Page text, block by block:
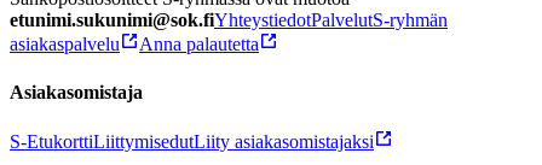
etunimi.sukunimi@sok.fiYhteystiedotPalvelutS-ryhmän
asiakaspalvelu
Anna palautetta
Asiakasomistaja
S-EtukorttiLiittymisedutLiity asiakasomistajaksi